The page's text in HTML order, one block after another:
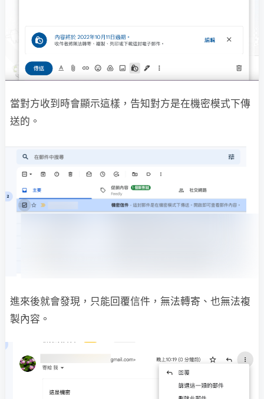
當對方收到時會顯示這樣，告知對方是在機密模式下傳
送的。
進來後就會發現，只能回覆信件，無法轉寄、也無法複
製內容。